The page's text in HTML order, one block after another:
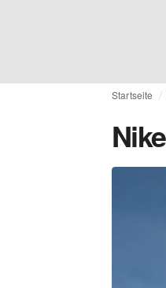
Startseite